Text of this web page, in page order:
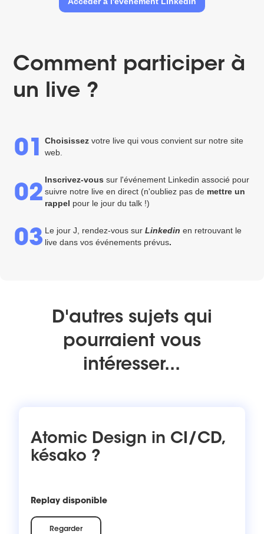
Comment participer à
un live ?
01 Choisissez votre live qui vous convient sur notre site
web.
02
Inscrivez-vous sur l'événement Linkedin associé pour
suivre notre live en direct (n'oubliez pas de mettre un
rappel pour le jour du talk !)
03 Le jour J, rendez-vous surLinkedin en retrouvant le
live dans vos événements prévus.
D'autres sujets qui
pourraient vous
intéresser...
Atomic Design in CI/CD,
késako ?
Replay disponible
Regarder